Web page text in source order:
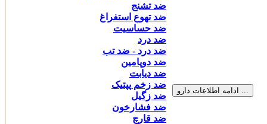
ضد تشنج
ضد تهوع استفراغ
ضد حساسیت
ضد درد
ضد درد - ضد تب
ضد دوپامین
ضد دیابت
ضد زخم پپتیک
ضد زگیل
ضد فشارخون
ضد قارچ